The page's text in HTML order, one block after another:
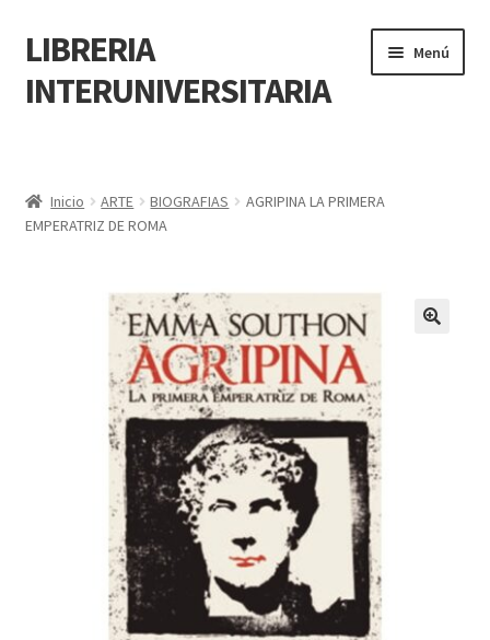
LIBRERIA
INTERUNIVERSITARIA
Menú
Carrito
Finalizar compra
Resumen de compra
POLÍTICA DE MANEJO DE INFORMACIÓN Y DATOS
PERSONALES DE CORPORACIÓN INTERUNIVERSITARIA DE
QUIÉNES SOMOS
Inicio ARTE BIOGRAFIAS
AGRIPINA LA PRIMERA
EMPERATRIZ DE ROMA